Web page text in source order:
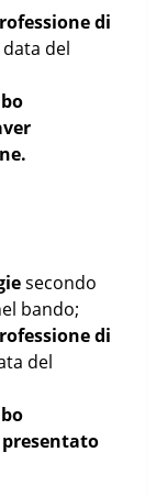
di
data del
secondo
bando;
di
del